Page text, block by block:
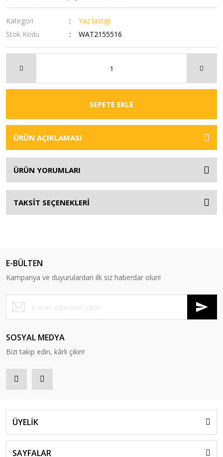
Kategori
Yaz lastiği
Stok Kodu
WAT2155516
SEPETE EKLE
ÜRÜN AÇIKLAMASI
ÜRÜN YORUMLARI
TAKSİT SEÇENEKLERİ
E-BÜLTEN
Kampanya ve duyurulardan ilk siz haberdar olun!
SOSYAL MEDYA
Bizi takip edin, kârlı çıkın!
ÜYELİK
SAYFALAR